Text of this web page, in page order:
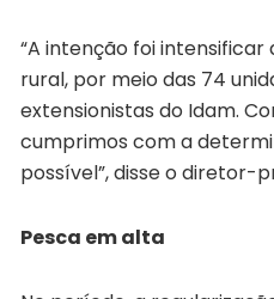
“A intenção foi
rural, por meio das 74
extensionistas do Idam.
cumprimos com a
possível”, disse o diretor-
Pesca em alta